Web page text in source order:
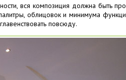
вся композиция должна быть
облицовок и минимума
повсюду.